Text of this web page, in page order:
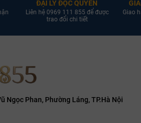
và Premier Cru nổi tiếng, đem lại chất vị
tế và vô cùng thanh lịch.
ĐẠI LÝ ĐỘC QUYỀN
Liên hệ 0969 111 855 để được
trao đổi chi tiết
Giao
Ngọc Phan, Phường Láng, TP.Hà Nội